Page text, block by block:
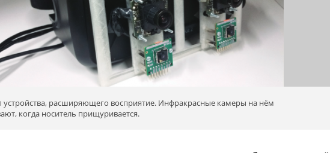
устройства, расширяющего восприятие. Инфракрасные камеры на нём
когда носитель прищуривается.